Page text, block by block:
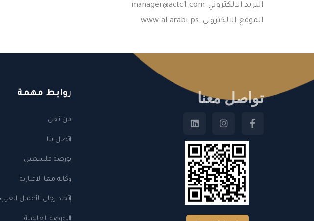
البريد الالكتروني: manager@actc1.com
الموقع الالكتروني: www.al-arabi.ps
تواصل معنا روابط مهمة
من نحن
اتصل بنا
بورصة فلسطين
وكالة معا الاخبارية
إتحاد رجال الأعمال العرب
البورصة العالمية